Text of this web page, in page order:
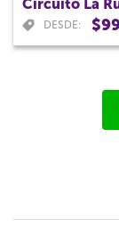
Circuito La
DESDE: